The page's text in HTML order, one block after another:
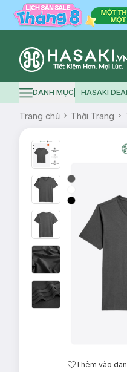
Logo
Hamburger icon
DANH MỤC HASAKI
Trang chủ Thời Trang
Thêm vào